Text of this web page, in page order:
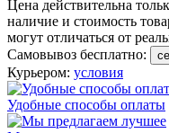
Цена действительна
наличие и стоимость
могут отличаться от
Самовывоз бесплатно:
Курьером: условия
Удобные способы оплаты